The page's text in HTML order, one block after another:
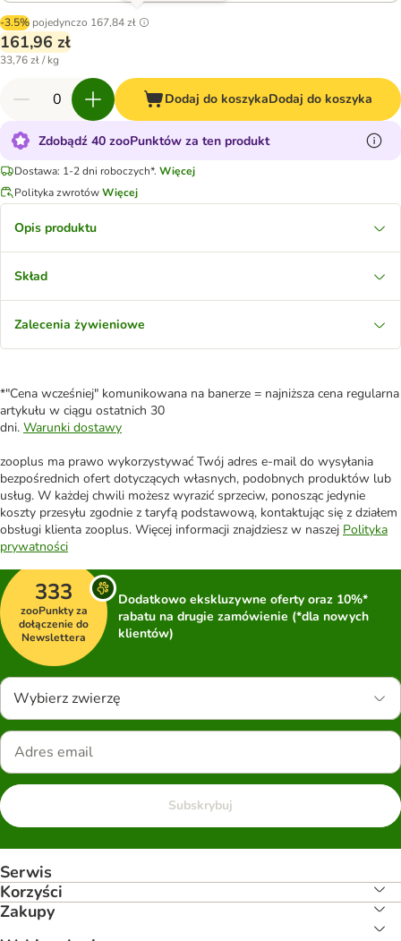
-3.5% pojedynczo 167,84 zł
161,96 zł
33,76 zł / kg
Dodaj do koszykaDodaj do koszyka
Zdobądź 40 zooPunktów za ten produkt
Dostawa: 1-2 dni roboczych*. Więcej
Polityka zwrotówWięcej
Opis produktu
Skład
Zalecenia żywieniowe
*"Cena wcześniej" komunikowana na banerze = najniższa cena regularna
artykułu w ciągu ostatnich 30
dni. Warunki dostawy
zooplus ma prawo wykorzystywać Twój adres e-mail do wysyłania
bezpośrednich ofert dotyczących własnych, podobnych produktów lub
usług. W każdej chwili możesz wyrazić sprzeciw, ponosząc jedynie
koszty przesyłu zgodnie z taryfą podstawową, kontaktując się z działem
obsługi klienta zooplus. Więcej informacji znajdziesz w naszej Polityka
prywatności
333
zooPunkty za
dołączenie do
Newslettera
Dodatkowo ekskluzywne oferty oraz 10%*
rabatu na drugie zamówienie (*dla nowych
klientów)
Wybierz zwierzę
Subskrybuj
Serwis
Korzyści
Zakupy